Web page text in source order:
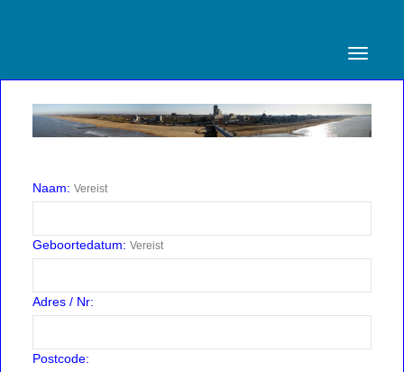
Toggle
Naam: Vereist
Geboortedatum: Vereist
Adres / Nr:
Postcode: